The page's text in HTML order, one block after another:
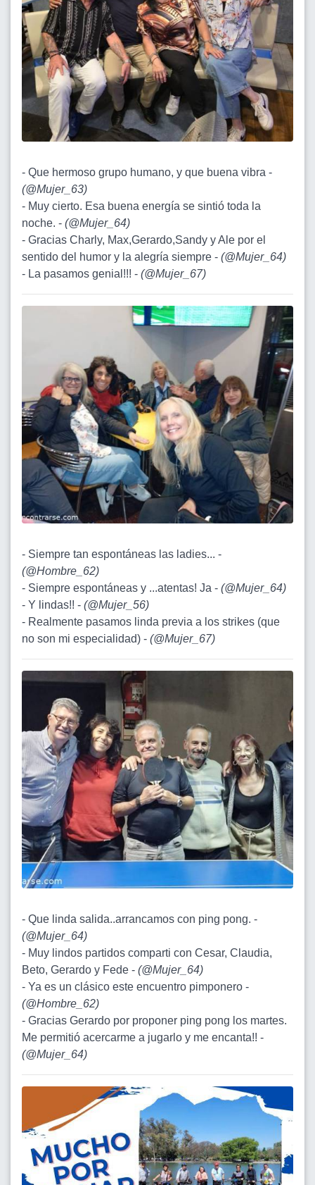
- Que hermoso grupo humano, y que buena vibra -
(@Mujer_63)
- Muy cierto. Esa buena energía se sintió toda la
noche. - (@Mujer_64)
- Gracias Charly, Max,Gerardo,Sandy y Ale por el
sentido del humor y la alegría siempre - (@Mujer_64)
- La pasamos genial!!! - (@Mujer_67)
- Siempre tan espontáneas las ladies... -
(@Hombre_62)
- Siempre espontáneas y ...atentas! Ja - (@Mujer_64)
- Y lindas!! - (@Mujer_56)
- Realmente pasamos linda previa a los strikes (que
no son mi especialidad) - (@Mujer_67)
- Que linda salida..arrancamos con ping pong. -
(@Mujer_64)
- Muy lindos partidos comparti con Cesar, Claudia,
Beto, Gerardo y Fede - (@Mujer_64)
- Ya es un clásico este encuentro pimponero -
(@Hombre_62)
- Gracias Gerardo por proponer ping pong los martes.
Me permitió acercarme a jugarlo y me encanta!! -
(@Mujer_64)